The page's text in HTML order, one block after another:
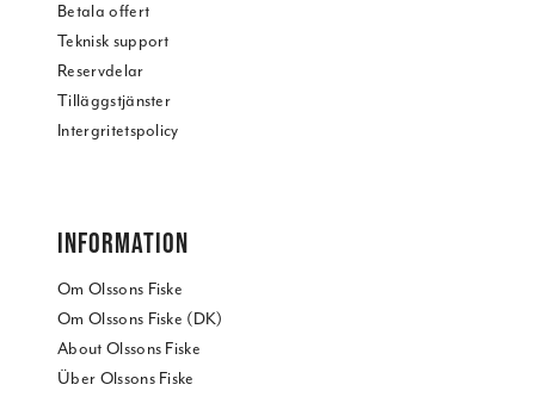
Betala offert
Teknisk support
Reservdelar
Tilläggstjänster
Intergritetspolicy
INFORMATION
Om Olssons Fiske
Om Olssons Fiske (DK)
About Olssons Fiske
Über Olssons Fiske